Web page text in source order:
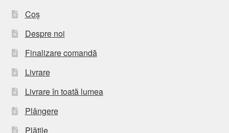
Coș
Despre noi
Finalizare comandă
Livrare
Livrare în toată lumea
Plângere
Plățile